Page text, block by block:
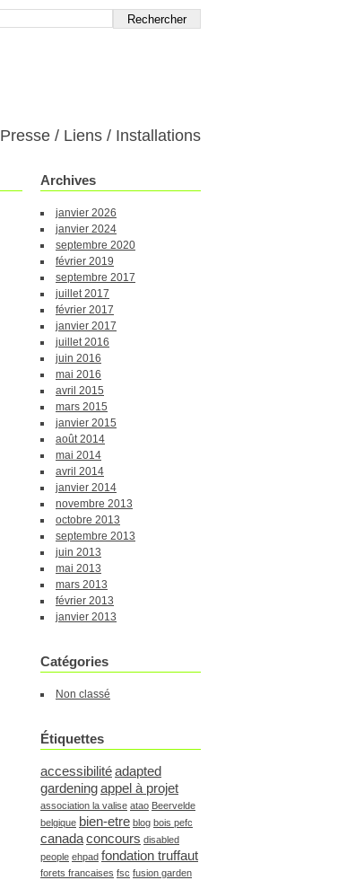
Presse Liens Installations
Archives
janvier 2026
janvier 2024
septembre 2020
février 2019
septembre 2017
juillet 2017
février 2017
janvier 2017
juillet 2016
juin 2016
mai 2016
avril 2015
mars 2015
janvier 2015
août 2014
mai 2014
avril 2014
janvier 2014
novembre 2013
octobre 2013
septembre 2013
juin 2013
mai 2013
mars 2013
février 2013
janvier 2013
Catégories
Non classé
Étiquettes
accessibilitéadapted
gardeningappel à projet
association la valise atao Beervelde
belgique bien-etre blog bois pefc
canadaconcours disabled
people ehpad fondation truffaut
forets francaises fsc fusion garden